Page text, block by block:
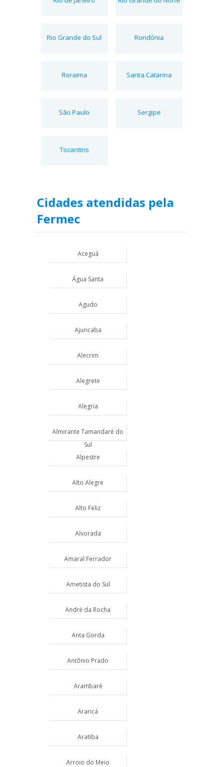
Rio Grande do Sul Rondônia
Roraima Santa Catarina
São Paulo Sergipe
Tocantins
Cidades atendidas pela
Fermec
Aceguá
Água Santa
Agudo
Ajuricaba
Alecrim
Alegrete
Alegria
Almirante Tamandaré do
Sul
Alpestre
Alto Alegre
Alto Feliz
Alvorada
Amaral Ferrador
Ametista do Sul
André da Rocha
Anta Gorda
Antônio Prado
Arambaré
Araricá
Aratiba
Arroio do Meio